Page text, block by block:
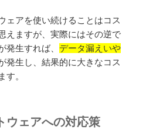
guide/en-US/advisory/CVE-
guide/en-US/advisory/CVE-
update-guide/en-US/advisory/CVE-
guide/en-US/advisory/CVE-
ェアを使い続けることはコス
えますが、実際にはその逆で
発生すれば、 データ漏えいや
発生し、結果的に大きなコス
す。
ウェアへの対応策